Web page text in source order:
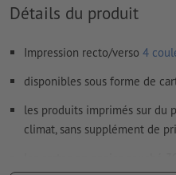
Comment créer correctement
Détails du produit
Impression recto/verso 4
disponibles sous forme de
les produits imprimés sur du
climat, sans supplément de